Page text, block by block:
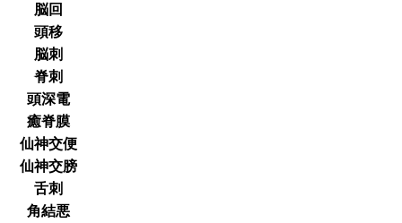
脳回
頭移
脳刺
脊刺
頭深電
癒脊膜
仙神交便
仙神交膀
舌刺
角結悪